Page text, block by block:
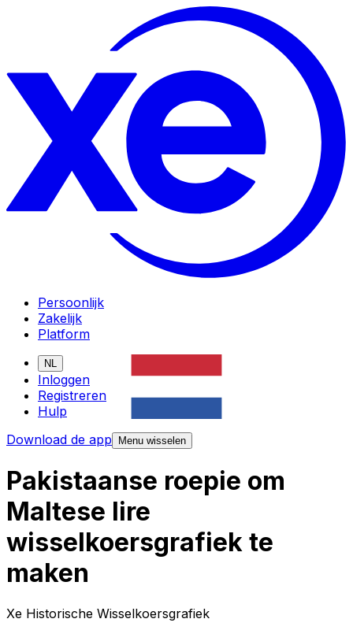
Persoonlijk
Zakelijk
Platform
NL
Inloggen
Registreren
Hulp
Download de app
Menu wisselen
Pakistaanse roepie om
Maltese lire
wisselkoersgrafiek te
maken
Xe Historische Wisselkoersgrafiek